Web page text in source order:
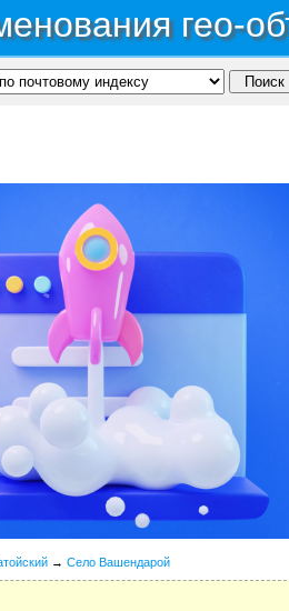
гео-
→ Село Вашендарой